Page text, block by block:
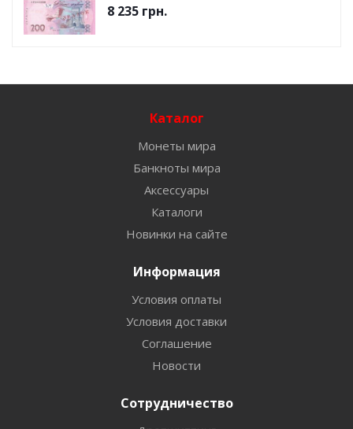
8 235 грн.
Каталог
Монеты мира
Банкноты мира
Аксессуары
Каталоги
Новинки на сайте
Информация
Условия оплаты
Условия доставки
Соглашение
Новости
Сотрудничество